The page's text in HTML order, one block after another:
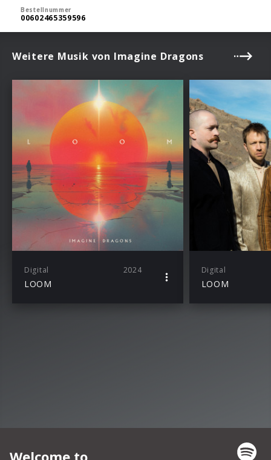
Bestellnummer
00602465359596
Weitere Musik von Imagine Dragons
Digital 2024
LOOM
Digital
LOOM